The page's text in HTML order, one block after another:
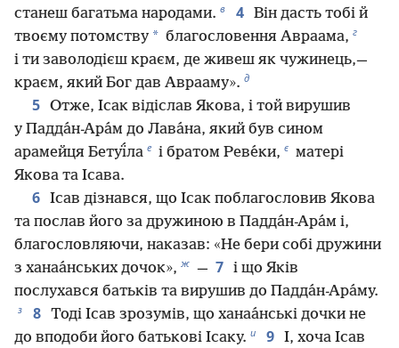
станеш багатьма народами. в 4 Він дасть тобі й
твоєму потомству * благословення Авраама, г
і ти заволодієш краєм, де живеш як чужинець,—
краєм, який Бог дав Аврааму». д
5 Отже, Ісак відіслав Якова, і той вирушив
у Падда́н-Ара́м до Лава́на, який був сином
арамейця Бетуї́ла е і братом Реве́ки, є матері
Якова та Ісава.
6 Ісав дізнався, що Ісак поблагословив Якова
та послав його за дружиною в Падда́н-Ара́м і,
благословляючи, наказав: «Не бери собі дружини
з ханаа́нських дочок», ж — 7 і що Яків
послухався батьків та вирушив до Падда́н-Ара́му.
з 8 Тоді Ісав зрозумів, що ханаа́нські дочки не
до вподоби його батькові Ісаку. и 9 І, хоча Ісав